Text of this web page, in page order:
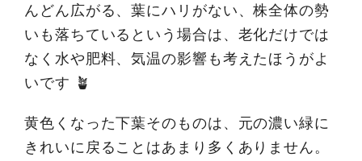
んどん広がる、葉にハリがない、株全体の勢
いも落ちているという場合は、老化だけでは
なく水や肥料、気温の影響も考えたほうがよ
いです 🪴
黄色くなった下葉そのものは、元の濃い緑に
きれいに戻ることはあまり多くありません。